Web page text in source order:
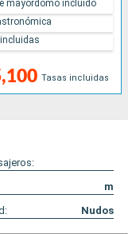
Tasas incluidas
mayordomo incluido
m
Nudos